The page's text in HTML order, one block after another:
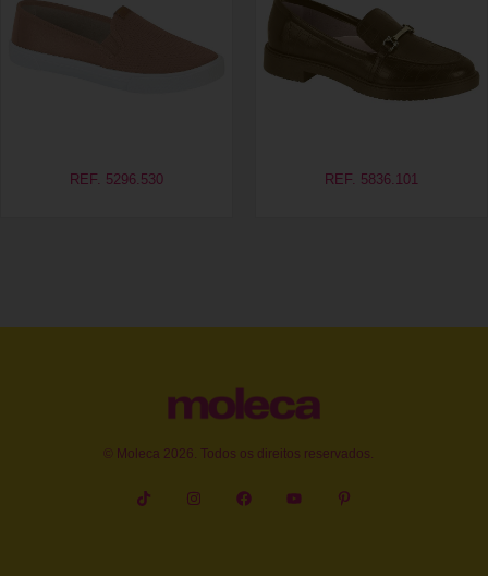
REF. 5296.530 REF. 5836.101
© Moleca 2026. Todos os direitos reservados.